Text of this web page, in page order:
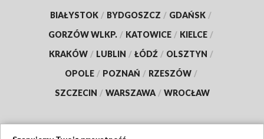
BIAŁYSTOK / BYDGOSZCZ / GDAŃSK /
GORZÓW WLKP. / KATOWICE / KIELCE /
KRAKÓW / LUBLIN / ŁÓDŹ / OLSZTYN /
OPOLE / POZNAŃ / RZESZÓW /
SZCZECIN / WARSZAWA / WROCŁAW